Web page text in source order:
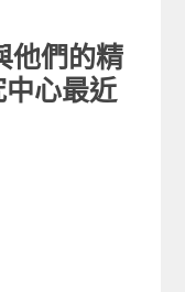
他們的精
心最近